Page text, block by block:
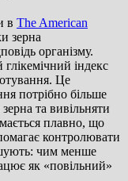
в The American
зерна
організму.
індекс
Це
потрібно більше
та вивільняти
плавно, що
контролювати
чим менше
як «повільний»